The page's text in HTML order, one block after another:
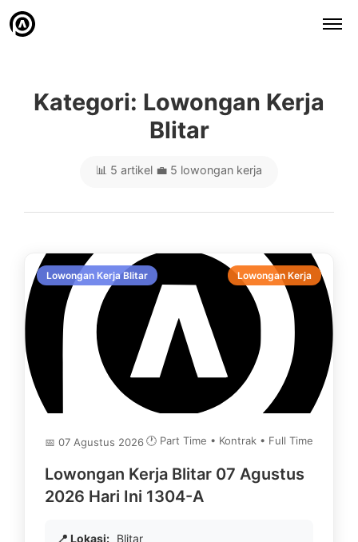
Kategori: Lowongan Kerja
Blitar
📊 5 artikel 💼 5 lowongan kerja
Lowongan Kerja Blitar Lowongan Kerja
📅 07 Agustus 2026🕐 Part Time • Kontrak • Full Time
Lowongan Kerja Blitar 07 Agustus
2026 Hari Ini 1304-A
📍 Lokasi: Blitar